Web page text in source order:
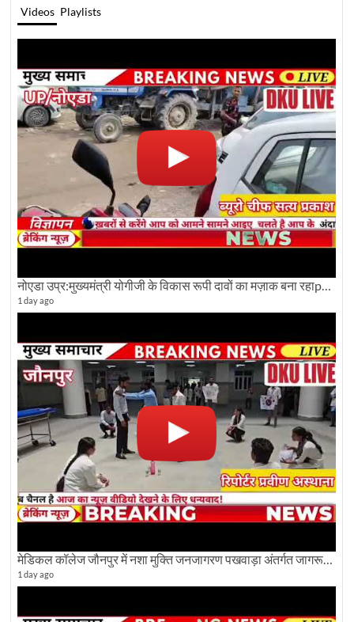
Videos Playlists
नोएडा उप्र:मुख्यमंत्री योगीजी के विकास रूपी दावों का मज़ाक बना रहाpwdविभाग:देखे ग्राउण्ड रिपोर्टिंग
1 day ago
मेडिकल कॉलेज जौनपुर में नशा मुक्ति जनजागरण पखवाड़ा अंतर्गत जागरूकता कार्यक्रम आयोजित
1 day ago